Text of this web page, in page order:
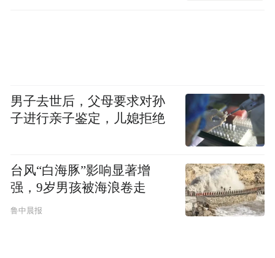
男子去世后，父母要求对孙
子进行亲子鉴定，儿媳拒绝
台风“白海豚”影响显著增
强，9岁男孩被海浪卷走
鲁中晨报